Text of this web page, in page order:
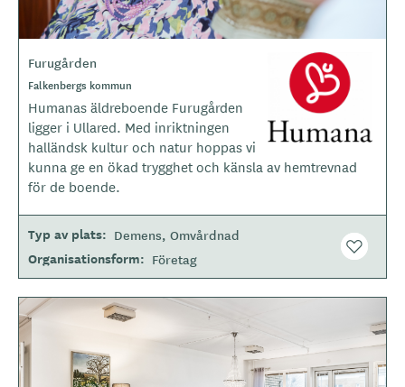
o
t
y
Furugården
Falkenbergs kommun
Humanas äldreboende Furugården
ligger i Ullared. Med inriktningen
halländsk kultur och natur hoppas vi
kunna ge en ökad trygghet och känsla av hemtrevnad
för de boende.
Typ av plats Demens Omvårdnad
Organisationsform Företag
B
i
l
d